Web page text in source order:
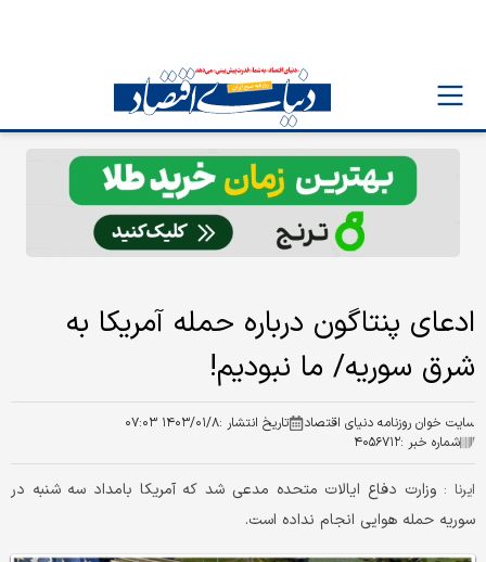
ادعای پنتاگون درباره حمله آمریکا به
شرق سوریه/ ما نبودیم!
سایت خوان روزنامه دنیای اقتصاد تاریخ انتشار :۱۴۰۳/۰۱/۸ ۰۷:۰۳
شماره خبر :۴۰۵۶۷۱۲
ایرنا : وزارت دفاع ایالات متحده مدعی شد که آمریکا بامداد سه شنبه در
سوریه حمله هوایی انجام نداده است.